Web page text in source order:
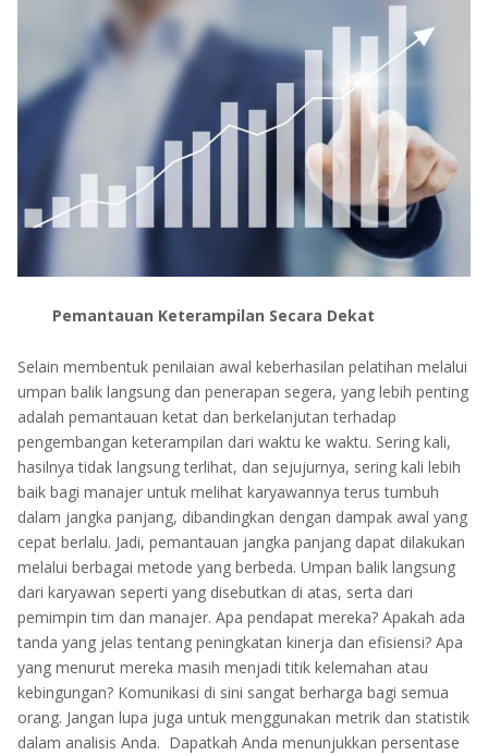
Pemantauan Keterampilan Secara Dekat
Selain membentuk penilaian awal keberhasilan pelatihan melalui
umpan balik langsung dan penerapan segera, yang lebih penting
adalah pemantauan ketat dan berkelanjutan terhadap
pengembangan keterampilan dari waktu ke waktu. Sering kali,
hasilnya tidak langsung terlihat, dan sejujurnya, sering kali lebih
baik bagi manajer untuk melihat karyawannya terus tumbuh
dalam jangka panjang, dibandingkan dengan dampak awal yang
cepat berlalu. Jadi, pemantauan jangka panjang dapat dilakukan
melalui berbagai metode yang berbeda. Umpan balik langsung
dari karyawan seperti yang disebutkan di atas, serta dari
pemimpin tim dan manajer. Apa pendapat mereka? Apakah ada
tanda yang jelas tentang peningkatan kinerja dan efisiensi? Apa
yang menurut mereka masih menjadi titik kelemahan atau
kebingungan? Komunikasi di sini sangat berharga bagi semua
orang. Jangan lupa juga untuk menggunakan metrik dan statistik
dalam analisis Anda. Dapatkah Anda menunjukkan persentase